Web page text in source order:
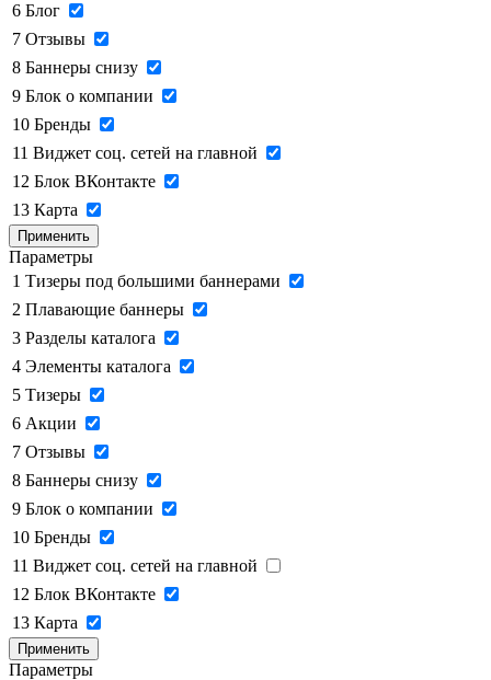
6 Блог
7 Отзывы
8 Баннеры снизу
9 Блок о компании
10 Бренды
11 Виджет соц. сетей на главной
12 Блок ВКонтакте
13 Карта
Применить
Параметры
1 Тизеры под большими баннерами
2 Плавающие баннеры
3 Разделы каталога
4 Элементы каталога
5 Тизеры
6 Акции
7 Отзывы
8 Баннеры снизу
9 Блок о компании
10 Бренды
11 Виджет соц. сетей на главной
12 Блок ВКонтакте
13 Карта
Применить
Параметры